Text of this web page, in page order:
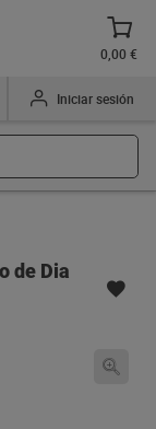
0,00 €
Iniciar sesión
de Dia